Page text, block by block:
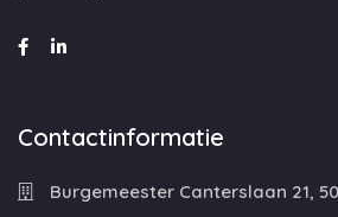
Contactinformatie
Burgemeester Canterslaan 21,